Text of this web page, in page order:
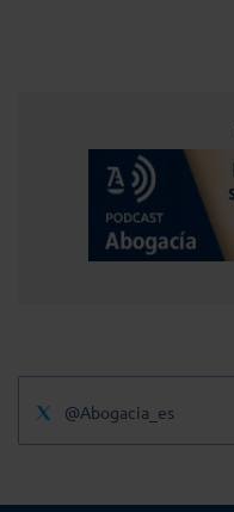
@Abogacia_es